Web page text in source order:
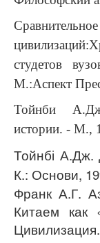
студетов
М.:Аспект
Тойнби
истории. - М.,
Тойнбі А.Дж.
К.: Основи,
Франк А.Г.
Китаем как